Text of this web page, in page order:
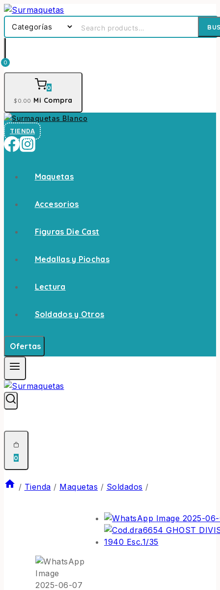
0
0
$0 .00 Mi Compra
TIENDA
Maquetas
Accesorios
Figuras Die Cast
Medallas y Piochas
Lectura
Soldados y Otros
Ofertas
0
/ Tienda / Maquetas / Soldados /